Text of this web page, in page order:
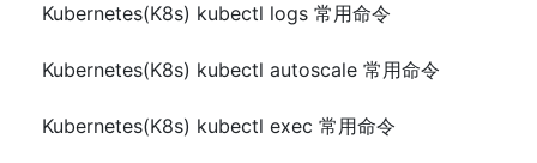
Kubernetes(K8s) kubectl logs 常用命令
Kubernetes(K8s) kubectl autoscale 常用命令
Kubernetes(K8s) kubectl exec 常用命令